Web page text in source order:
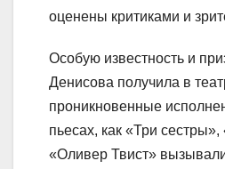
оценены критиками и
Особую известность и
Денисова получила в
проникновенные
пьесах, как «Три
«Оливер Твист»